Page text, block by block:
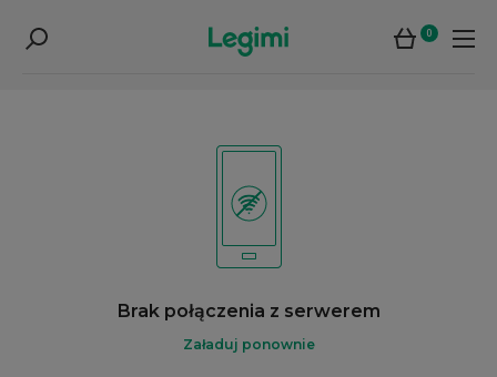
0
Brak połączenia z serwerem
Załaduj ponownie